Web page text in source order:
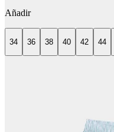
Añadir
34 36 38 40 42 44